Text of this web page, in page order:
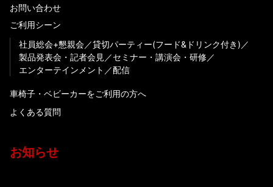
お問い合わせ
ご利用シーン
社員総会+懇親会
貸切パーティー(フード&ドリンク付き)
製品発表会・記者会見
セミナー・講演会・研修
エンターテインメント
配信
車椅子・ベビーカーをご利用の方へ
よくある質問
お知らせ